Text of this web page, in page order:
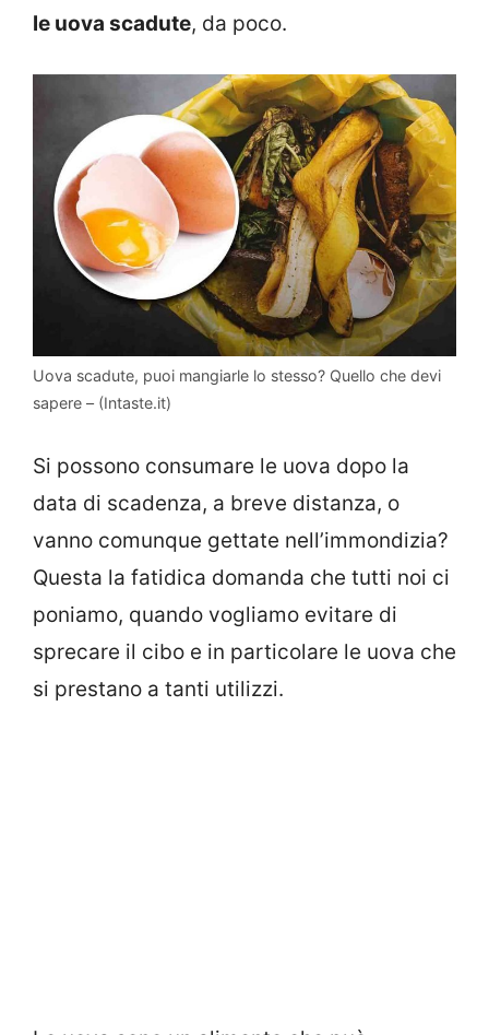
le uova scadute, da poco.
Uova scadute, puoi mangiarle lo stesso? Quello che devi
sapere – (Intaste.it)
Si possono consumare le uova dopo la
data di scadenza, a breve distanza, o
vanno comunque gettate nell’immondizia?
Questa la fatidica domanda che tutti noi ci
poniamo, quando vogliamo evitare di
sprecare il cibo e in particolare le uova che
si prestano a tanti utilizzi.